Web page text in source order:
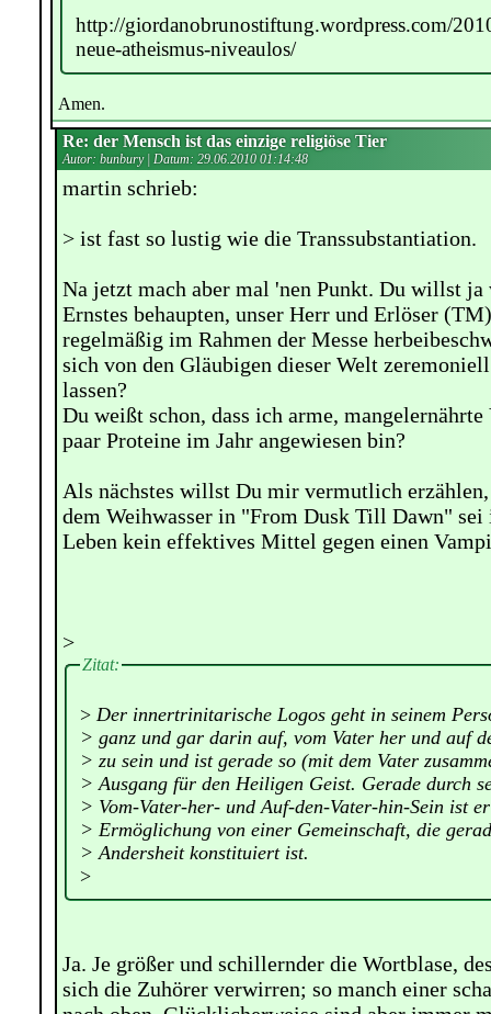
http://giordanobrunostiftung.wordpress.com/
neue-atheismus-niveaulos/
Amen.
Re: der Mensch ist das einzige religiöse Tier
Autor: bunbury | Datum: 29.06.2010 01:14:48
martin schrieb:
> ist fast so lustig wie die Transsubstantiation.
Na jetzt mach aber mal 'nen Punkt. Du willst
Ernstes behaupten, unser Herr und Erlöser
regelmäßig im Rahmen der Messe
sich von den Gläubigen dieser Welt
lassen?
Du weißt schon, dass ich arme,
paar Proteine im Jahr angewiesen bin?
Als nächstes willst Du mir vermutlich
dem Weihwasser in "From Dusk Till Dawn"
Leben kein effektives Mittel gegen einen
>
Zitat:
> Der innertrinitarische Logos geht in seinem
> ganz und gar darin auf, vom Vater her und auf
> zu sein und ist gerade so (mit dem Vater
> Ausgang für den Heiligen Geist. Gerade durch
> Vom-Vater-her- und Auf-den-Vater-hin-Sein ist
> Ermöglichung von einer Gemeinschaft, die
> Andersheit konstituiert ist.
>
Ja. Je größer und schillernder die Wortblase,
sich die Zuhörer verwirren; so manch einer